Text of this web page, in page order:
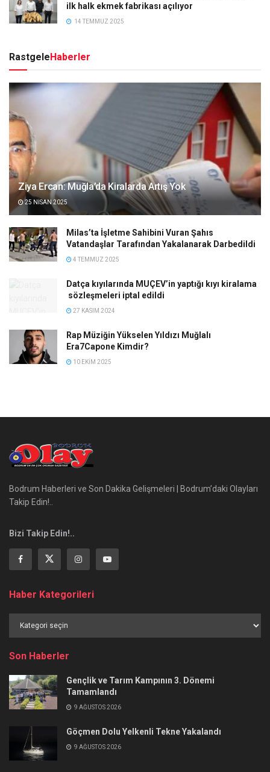
ilk halk ekmek fabrikası açılıyor
14 TEMMUZ 2025
RastgeleHaberler
Ziya Ercan: Muğla’da Kiralarda Artış Yok
25 NISAN 2025
Milas’ta İşletme Sahibini Vuran Şahıs
Vatandaşlar Tarafından Yakalanarak Darbedildi
4 TEMMUZ 2025
Datça kıyılarında MUÇEV’in yaptığı kıyı kiralama
sözleşmeleri iptal edildi
27 KASIM 2024
Rap Müziğin Yükselen Yıldızı Muğlalı
Era7Capone Kimdir?
10 EKIM 2025
Bodrum Haberleri ve Son Dakika Gelişmeleri | Bodrum’daki Olayları
Takip Edin!..
Bizi Takip Edin!..
Haber Kategorileri
Kategorileri
Son Haberler
Gençlik ve Tarım Kampının 3. Dönemi
Tamamlandı
9 AĞUSTOS 2026
Göçmen Dolu Yelkenli Tekne Yakalandı
9 AĞUSTOS 2026